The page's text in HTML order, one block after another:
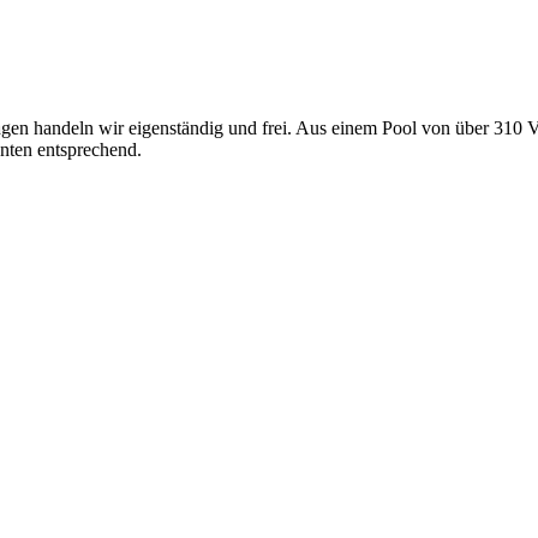
handeln wir eigenständig und frei. Aus einem Pool von über 310
entsprechend.